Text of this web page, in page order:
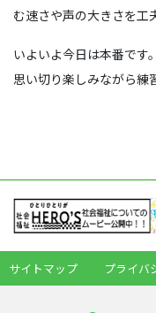
む速さや声の大きさを工
いよいよ今日は本番です
思い切り楽しみながら練
サイトマップ プライバ